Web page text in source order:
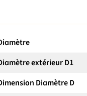
extérieur D1
Diamètre D